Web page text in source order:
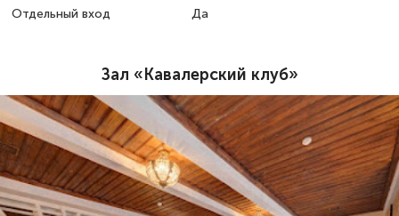
Отдельный вход
Да
Зал «Кавалерский клуб»